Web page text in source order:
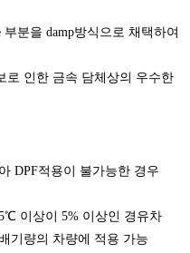
분을 damp방식으로 채택하여
로 인한 금속 담체상의 우수한
DPF적용이 불가능한 경우
이상이 5% 이상인 경유차
기량의 차량에 적용 가능